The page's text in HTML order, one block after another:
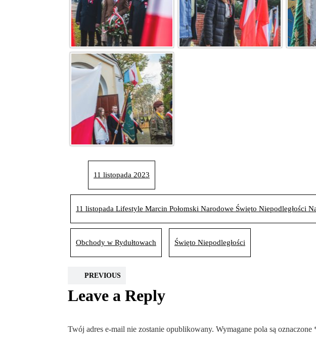
11 listopada 2023
11 listopada Lifestyle Marcin Połomski Narodowe Święto Niepodległości
Obchody w Rydułtowach Święto Niepodległości
PREVIOUS
Leave a Reply
Twój adres e-mail nie zostanie opublikowany. Wymagane pola są oznaczone